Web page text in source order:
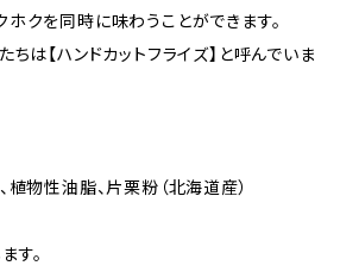
クを同時に味わうことができます。
ちは【ハンドカットフライズ】と呼んでいま
植物性油脂、片栗粉（北海道産）
す。